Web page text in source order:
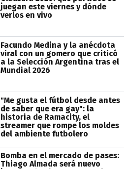
juegan este viernes y dónde
verlos en vivo
Facundo Medina y la anécdota
viral con un gomero que criticó
a la Selección Argentina tras el
Mundial 2026
"Me gusta el fútbol desde antes
de saber que era gay": la
historia de Ramacity, el
streamer que rompe los moldes
del ambiente futbolero
Bomba en el mercado de pases:
Thiago Almada será nuevo